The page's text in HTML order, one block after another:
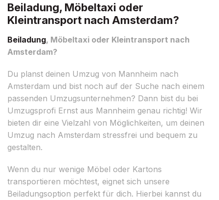
Beiladung, Möbeltaxi oder
Kleintransport nach Amsterdam?
Beiladung, Möbeltaxi oder Kleintransport nach
Amsterdam?
Du planst deinen Umzug von Mannheim nach
Amsterdam und bist noch auf der Suche nach einem
passenden Umzugsunternehmen? Dann bist du bei
Umzugsprofi Ernst aus Mannheim genau richtig! Wir
bieten dir eine Vielzahl von Möglichkeiten, um deinen
Umzug nach Amsterdam stressfrei und bequem zu
gestalten.
Wenn du nur wenige Möbel oder Kartons
transportieren möchtest, eignet sich unsere
Beiladungsoption perfekt für dich. Hierbei kannst du